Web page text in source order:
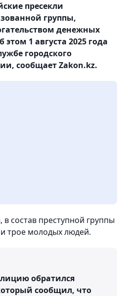
пресекли
группы,
денежных
1 августа 2025 года
городского
сообщает Zakon.kz.
состав преступной группы
трое молодых людей.
обратился
сообщил, что